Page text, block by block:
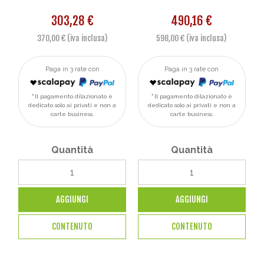
303,28 €
370,00 € (iva inclusa)
Paga in 3 rate con
Il pagamento dilazionato è
dedicato solo ai privati e non a
carte business.
Quantità
AGGIUNGI
CONTENUTO
490,16 €
598,00 € (iva inclusa)
Paga in 3 rate con
Il pagamento dilazionato è
dedicato solo ai privati e non a
carte business.
Quantità
AGGIUNGI
CONTENUTO